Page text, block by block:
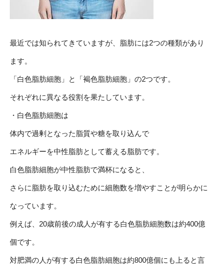
最近では知られてきていますが、脂肪には2つの種類があり
ます。
「白色脂肪細胞」と「褐色脂肪細胞」の2つです。
それぞれに異なる役割を果たしています。
・白色脂肪細胞は
体内で過剰となった脂質や糖を取り込んで
エネルギーを中性脂肪として蓄える脂肪です。
白色脂肪細胞が中性脂肪で満杯になると、
さらに脂肪を取り込むために細胞数を増やすことが明らかに
なっています。
例えば、20歳前後の成人が有する白色脂肪細胞数は約400億
個です。
対肥満の人が有する白色脂肪細胞は約800億個にも上ると言